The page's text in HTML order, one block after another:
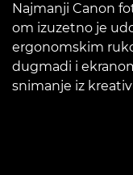
Najmanji Canon
om izuzetno je
ergonomskim
dugmadi i
snimanje iz